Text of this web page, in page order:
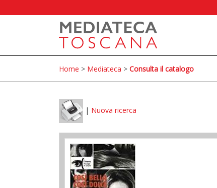
Home > Mediateca > Consulta il catalogo
| Nuova ricerca